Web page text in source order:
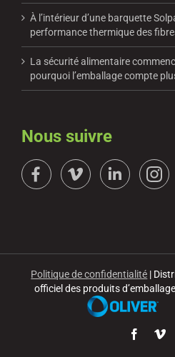
À l’intérieur d’une barquette
performance thermique des
La sécurité alimentaire
pourquoi l’emballage compte
Nous suivre
Politique de confidentialité |
officiel des produits